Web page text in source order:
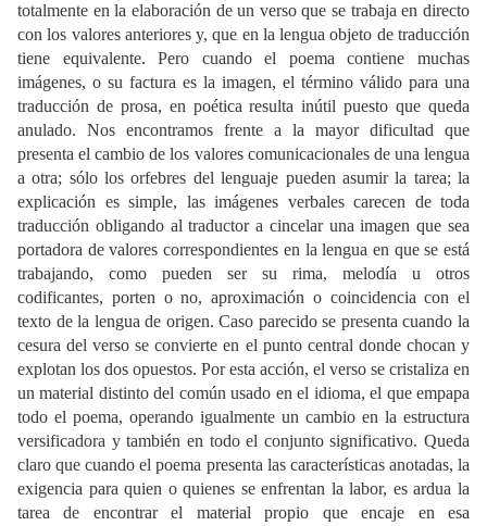
totalmente en la elaboración de un verso que se trabaja en directo
con los valores anteriores y, que en la lengua objeto de traducción
tiene equivalente. Pero cuando el poema contiene muchas
imágenes, o su factura es la imagen, el término válido para una
traducción de prosa, en poética resulta inútil puesto que queda
anulado. Nos encontramos frente a la mayor dificultad que
presenta el cambio de los valores comunicacionales de una lengua
a otra; sólo los orfebres del lenguaje pueden asumir la tarea; la
explicación es simple, las imágenes verbales carecen de toda
traducción obligando al traductor a cincelar una imagen que sea
portadora de valores correspondientes en la lengua en que se está
trabajando, como pueden ser su rima, melodía u otros
codificantes, porten o no, aproximación o coincidencia con el
texto de la lengua de origen. Caso parecido se presenta cuando la
cesura del verso se convierte en el punto central donde chocan y
explotan los dos opuestos. Por esta acción, el verso se cristaliza en
un material distinto del común usado en el idioma, el que empapa
todo el poema, operando igualmente un cambio en la estructura
versificadora y también en todo el conjunto significativo. Queda
claro que cuando el poema presenta las características anotadas, la
exigencia para quien o quienes se enfrentan la labor, es ardua la
tarea de encontrar el material propio que encaje en esa